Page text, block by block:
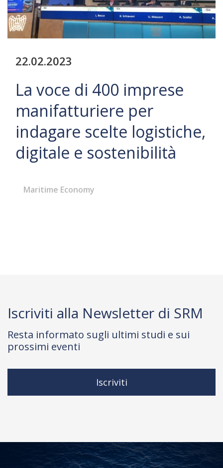
22.02.2023
La voce di 400 imprese
manifatturiere per
indagare scelte logistiche,
digitale e sostenibilità
Maritime Economy
Iscriviti alla Newsletter di SRM
Resta informato sugli ultimi studi e sui
prossimi eventi
Iscriviti